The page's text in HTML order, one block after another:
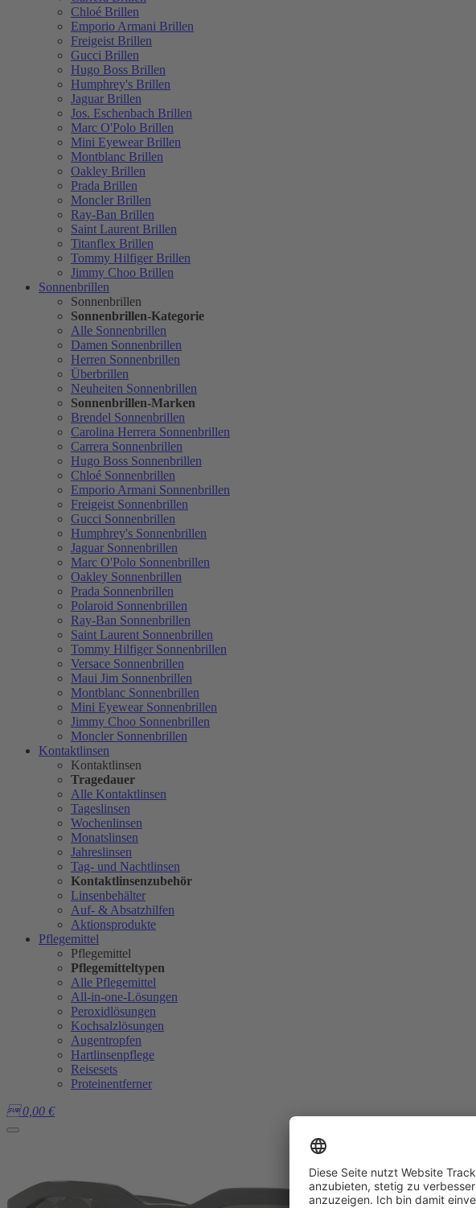
Chloé Brillen
Emporio Armani Brillen
Freigeist Brillen
Gucci Brillen
Hugo Boss Brillen
Humphrey's Brillen
Jaguar Brillen
Jos. Eschenbach Brillen
Marc O'Polo Brillen
Mini Eyewear Brillen
Montblanc Brillen
Oakley Brillen
Prada Brillen
Moncler Brillen
Ray-Ban Brillen
Saint Laurent Brillen
Titanflex Brillen
Tommy Hilfiger Brillen
Jimmy Choo Brillen
Sonnenbrillen
Sonnenbrillen
Sonnenbrillen-Kategorie
Alle Sonnenbrillen
Damen Sonnenbrillen
Herren Sonnenbrillen
Überbrillen
Neuheiten Sonnenbrillen
Sonnenbrillen-Marken
Brendel Sonnenbrillen
Carolina Herrera Sonnenbrillen
Carrera Sonnenbrillen
Hugo Boss Sonnenbrillen
Chloé Sonnenbrillen
Emporio Armani Sonnenbrillen
Freigeist Sonnenbrillen
Gucci Sonnenbrillen
Humphrey's Sonnenbrillen
Jaguar Sonnenbrillen
Marc O'Polo Sonnenbrillen
Oakley Sonnenbrillen
Prada Sonnenbrillen
Polaroid Sonnenbrillen
Ray-Ban Sonnenbrillen
Saint Laurent Sonnenbrillen
Tommy Hilfiger Sonnenbrillen
Versace Sonnenbrillen
Maui Jim Sonnenbrillen
Montblanc Sonnenbrillen
Mini Eyewear Sonnenbrillen
Jimmy Choo Sonnenbrillen
Moncler Sonnenbrillen
Kontaktlinsen
Kontaktlinsen
Tragedauer
Alle Kontaktlinsen
Tageslinsen
Wochenlinsen
Monatslinsen
Jahreslinsen
Tag- und Nachtlinsen
Kontaktlinsenzubehör
Linsenbehälter
Auf- & Absatzhilfen
Aktionsprodukte
Pflegemittel
Pflegemittel
Pflegemitteltypen
Alle Pflegemittel
All-in-one-Lösungen
Peroxidlösungen
Kochsalzlösungen
Augentropfen
Hartlinsenpflege
Reisesets
Proteinentferner
 0,00 €